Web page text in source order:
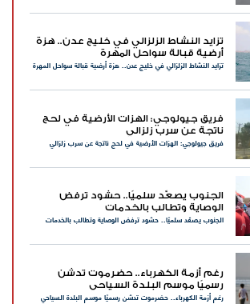
تزايد النشاط الزلزالي في خليج عدن.. هزة
أرضية قبالة سواحل المهرة
تزايد النشاط الزلزالي في خليج عدن.. هزة أرضية قبالة سواحل المهرة
فريق جيولوجي: الهزات الأرضية في لحج
ناتجة عن سرب زلزالي
فريق جيولوجي: الهزات الأرضية في لحج ناتجة عن سرب زلزالي
الجنوب يصعّد سلميًا.. حشود ترفض
الوصاية وتطالب بالخدمات
الجنوب يصعّد سلميًا.. حشود ترفض الوصاية وتطالب بالخدمات
رغم أزمة الكهرباء.. حضرموت تدشن
رسميًا موسم البلدة السياحي
رغم أزمة الكهرباء.. حضرموت تدشن رسميًا موسم البلدة السياحي